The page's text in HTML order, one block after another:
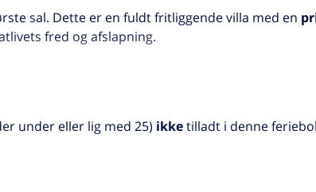
sal. Dette er en fuldt fritliggende villa med en
fred og afslapning.
Villaen byder på en
under eller lig med 25) ikketilladt i denne